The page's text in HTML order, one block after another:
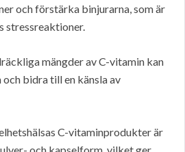
och förstärka binjurarna, som är
stressreaktioner.
mängder av C-vitamin kan
bidra till en känsla av
C-vitaminprodukter är